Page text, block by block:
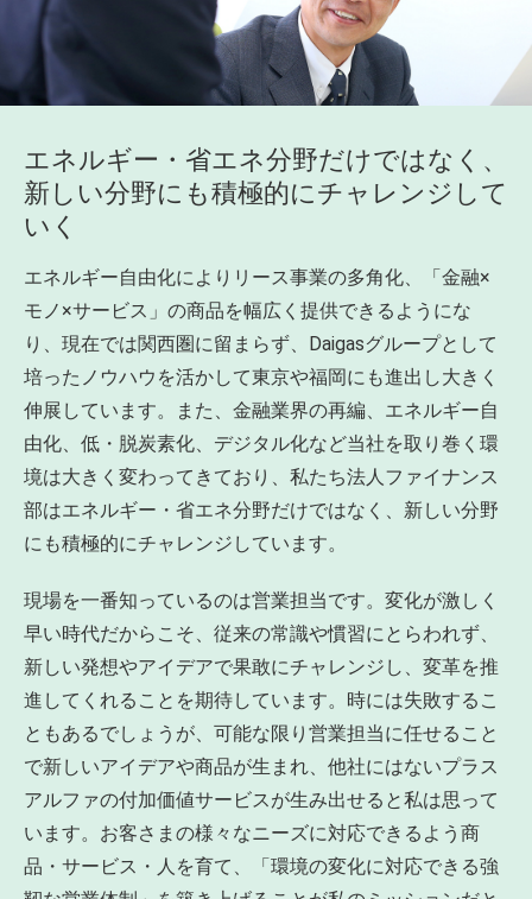
エネルギー・省エネ分野だけではなく、
新しい分野にも積極的にチャレンジして
いく
エネルギー自由化によりリース事業の多角化、「金融×
モノ×サービス」の商品を幅広く提供できるようにな
り、現在では関西圏に留まらず、Daigasグループとして
培ったノウハウを活かして東京や福岡にも進出し大きく
伸展しています。また、金融業界の再編、エネルギー自
由化、低・脱炭素化、デジタル化など当社を取り巻く環
境は大きく変わってきており、私たち法人ファイナンス
部はエネルギー・省エネ分野だけではなく、新しい分野
にも積極的にチャレンジしています。
現場を一番知っているのは営業担当です。変化が激しく
早い時代だからこそ、従来の常識や慣習にとらわれず、
新しい発想やアイデアで果敢にチャレンジし、変革を推
進してくれることを期待しています。時には失敗するこ
ともあるでしょうが、可能な限り営業担当に任せること
で新しいアイデアや商品が生まれ、他社にはないプラス
アルファの付加価値サービスが生み出せると私は思って
います。お客さまの様々なニーズに対応できるよう商
品・サービス・人を育て、「環境の変化に対応できる強